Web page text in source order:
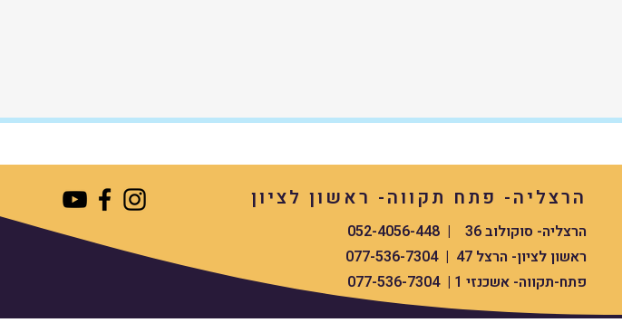
הרצליה- פתח תקווה- ראשון לציון
הרצליה- סוקולוב 36 | 052-4056-448
ראשון לציון- הרצל 47 | 077-536-7304
פתח-תקווה- אשכנזי 1 | 077-536-7304